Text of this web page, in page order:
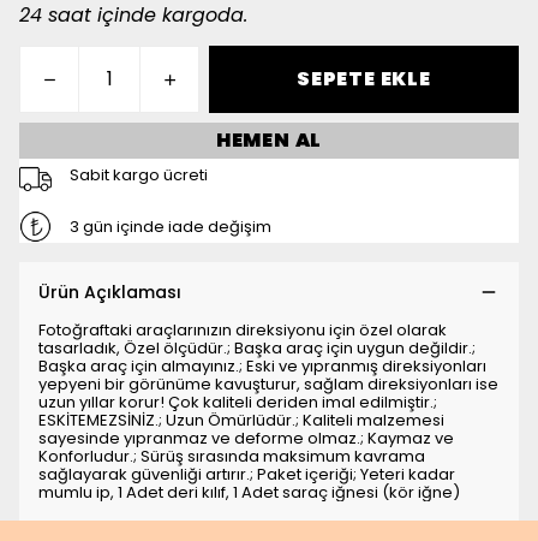
24 saat içinde kargoda.
SEPETE EKLE
HEMEN AL
Sabit kargo ücreti
3 gün içinde iade değişim
Ürün Açıklaması
Fotoğraftaki araçlarınızın direksiyonu için özel olarak
tasarladık, Özel ölçüdür.; Başka araç için uygun değildir.;
Başka araç için almayınız.; Eski ve yıpranmış direksiyonları
yepyeni bir görünüme kavuşturur, sağlam direksiyonları ise
uzun yıllar korur! Çok kaliteli deriden imal edilmiştir.;
ESKİTEMEZSİNİZ.; Uzun Ömürlüdür.; Kaliteli malzemesi
sayesinde yıpranmaz ve deforme olmaz.; Kaymaz ve
Konforludur.; Sürüş sırasında maksimum kavrama
sağlayarak güvenliği artırır.; Paket içeriği; Yeteri kadar
mumlu ip, 1 Adet deri kılıf, 1 Adet saraç iğnesi (kör iğne)